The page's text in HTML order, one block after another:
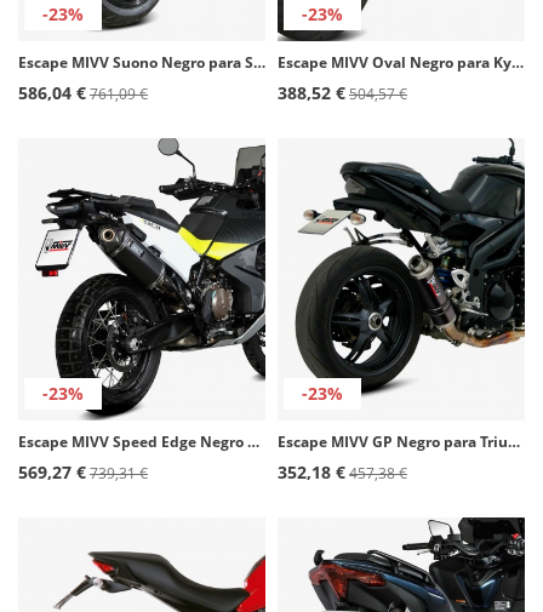
-23%
Escape MIVV Suono Negro para Suzuki GSX-R125 (17-21), GSX-S125 (17-21) S.055.L9
586,04 €761,09 €
-23%
Escape MIVV Oval Negro para Kymco Xciting 400I (13-18) O.010.LVC
388,52 €504,57 €
-23%
Escape MIVV Speed Edge Negro para Husqvarna Norden 901 (22-26) HU.002.LRB
569,27 €739,31 €
-23%
Escape MIVV GP Negro para Triumph Speed Triple (05-06) T.005.LXB
352,18 €457,38 €